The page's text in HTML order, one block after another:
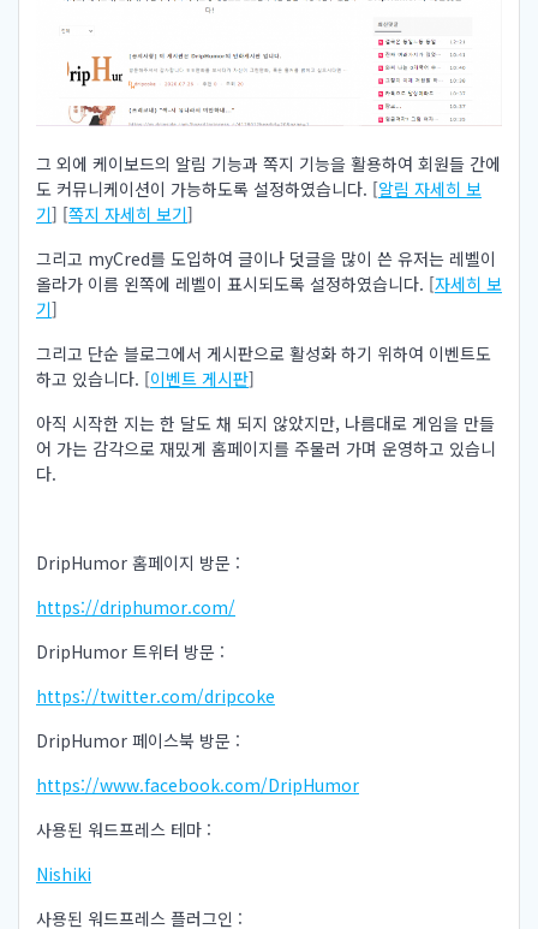
그 외에 케이보드의 알림 기능과 쪽지 기능을 활용하여 회원들 간에
도 커뮤니케이션이 가능하도록 설정하였습니다. [알림 자세히 보
기] [쪽지 자세히 보기]
그리고 myCred를 도입하여 글이나 덧글을 많이 쓴 유저는 레벨이
올라가 이름 왼쪽에 레벨이 표시되도록 설정하였습니다. [자세히 보
기]
그리고 단순 블로그에서 게시판으로 활성화 하기 위하여 이벤트도
하고 있습니다. [이벤트 게시판]
아직 시작한 지는 한 달도 채 되지 않았지만, 나름대로 게임을 만들
어 가는 감각으로 재밌게 홈페이지를 주물러 가며 운영하고 있습니
다.
DripHumor 홈페이지 방문 :
https://driphumor.com/
DripHumor 트위터 방문 :
https://twitter.com/dripcoke
DripHumor 페이스북 방문 :
https://www.facebook.com/DripHumor
사용된 워드프레스 테마 :
Nishiki
사용된 워드프레스 플러그인 :